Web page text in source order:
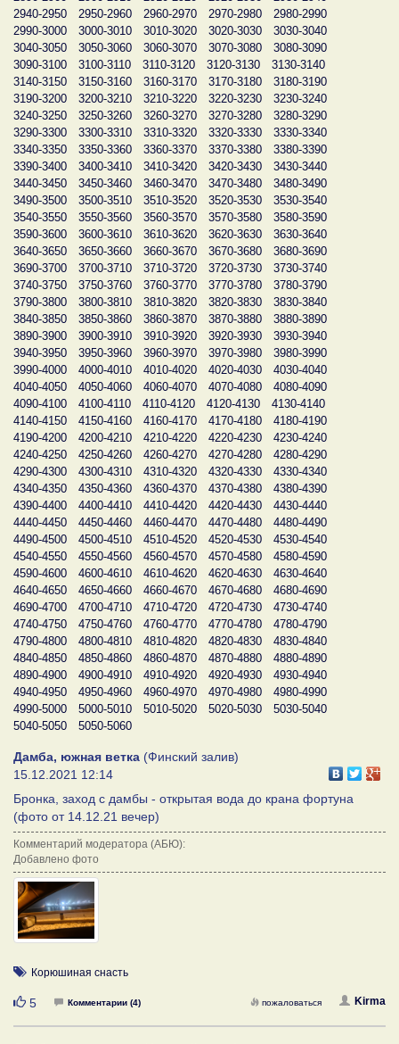
2940-2950
2950-2960 2960-2970 2970-2980
2980-2990
2990-3000
3000-3010 3010-3020 3020-3030
3030-3040
3040-3050
3050-3060 3060-3070 3070-3080
3080-3090
3090-3100
3100-3110 3110-3120 3120-3130
3130-3140
3140-3150
3150-3160 3160-3170 3170-3180
3180-3190
3190-3200
3200-3210 3210-3220 3220-3230
3230-3240
3240-3250
3250-3260 3260-3270 3270-3280
3280-3290
3290-3300
3300-3310 3310-3320 3320-3330
3330-3340
3340-3350
3350-3360 3360-3370 3370-3380
3380-3390
3390-3400
3400-3410 3410-3420 3420-3430
3430-3440
3440-3450
3450-3460 3460-3470 3470-3480
3480-3490
3490-3500
3500-3510 3510-3520 3520-3530
3530-3540
3540-3550
3550-3560 3560-3570 3570-3580
3580-3590
3590-3600
3600-3610 3610-3620 3620-3630
3630-3640
3640-3650
3650-3660 3660-3670 3670-3680
3680-3690
3690-3700
3700-3710 3710-3720 3720-3730
3730-3740
3740-3750
3750-3760 3760-3770 3770-3780
3780-3790
3790-3800
3800-3810 3810-3820 3820-3830
3830-3840
3840-3850
3850-3860 3860-3870 3870-3880
3880-3890
3890-3900
3900-3910 3910-3920 3920-3930
3930-3940
3940-3950
3950-3960 3960-3970 3970-3980
3980-3990
3990-4000
4000-4010 4010-4020 4020-4030
4030-4040
4040-4050
4050-4060 4060-4070 4070-4080
4080-4090
4090-4100
4100-4110 4110-4120 4120-4130
4130-4140
4140-4150
4150-4160 4160-4170 4170-4180
4180-4190
4190-4200
4200-4210 4210-4220 4220-4230
4230-4240
4240-4250
4250-4260 4260-4270 4270-4280
4280-4290
4290-4300
4300-4310 4310-4320 4320-4330
4330-4340
4340-4350
4350-4360 4360-4370 4370-4380
4380-4390
4390-4400
4400-4410 4410-4420 4420-4430
4430-4440
4440-4450
4450-4460 4460-4470 4470-4480
4480-4490
4490-4500
4500-4510 4510-4520 4520-4530
4530-4540
4540-4550
4550-4560 4560-4570 4570-4580
4580-4590
4590-4600
4600-4610 4610-4620 4620-4630
4630-4640
4640-4650
4650-4660 4660-4670 4670-4680
4680-4690
4690-4700
4700-4710 4710-4720 4720-4730
4730-4740
4740-4750
4750-4760 4760-4770 4770-4780
4780-4790
4790-4800
4800-4810 4810-4820 4820-4830
4830-4840
4840-4850
4850-4860 4860-4870 4870-4880
4880-4890
4890-4900
4900-4910 4910-4920 4920-4930
4930-4940
4940-4950
4950-4960 4960-4970 4970-4980
4980-4990
4990-5000
5000-5010 5010-5020 5020-5030
5030-5040
5040-5050
5050-5060
Дамба, южная ветка (Финский залив)
15.12.2021 12:14
Бронка, заход с дамбы - открытая вода до крана фортуна
(фото от 14.12.21 вечер)
Комментарий модератора (АБЮ):
Добавлено фото
Корюшиная снасть
Нравится
5 Комментарии (4) Kirma
пожаловаться